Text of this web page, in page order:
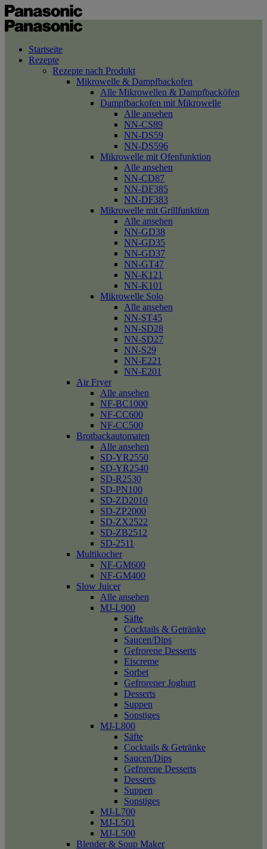
Startseite
Rezepte
Rezepte nach Produkt
Mikrowelle & Dampfbackofen
Alle Mikrowellen & Dampfbacköfen
Dampfbackofen mit Mikrowelle
Alle ansehen
NN-CS89
NN-DS59
NN-DS596
Mikrowelle mit Ofenfunktion
Alle ansehen
NN-CD87
NN-DF385
NN-DF383
Mikrowelle mit Grillfunktion
Alle ansehen
NN-GD38
NN-GD35
NN-GD37
NN-GT47
NN-K121
NN-K101
Mikrowelle Solo
Alle ansehen
NN-ST45
NN-SD28
NN-SD27
NN-S29
NN-E221
NN-E201
Air Fryer
Alle ansehen
NF-BC1000
NF-CC600
NF-CC500
Brotbackautomaten
Alle ansehen
SD-YR2550
SD-YR2540
SD-R2530
SD-PN100
SD-ZD2010
SD-ZP2000
SD-ZX2522
SD-ZB2512
SD-2511
Multikocher
NF-GM600
NF-GM400
Slow Juicer
Alle ansehen
MJ-L900
Säfte
Cocktails & Getränke
Saucen/Dips
Gefrorene Desserts
Eiscreme
Sorbet
Gefrorener Joghurt
Desserts
Suppen
Sonstiges
MJ-L800
Säfte
Cocktails & Getränke
Saucen/Dips
Gefrorene Desserts
Desserts
Suppen
Sonstiges
MJ-L700
MJ-L501
MJ-L500
Blender & Soup Maker